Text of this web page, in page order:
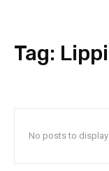
Tag: Lippi
No posts to display